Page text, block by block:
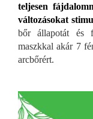
teljesen
változásokat
bőr állapotát és
maszkkal akár 7
arcbőrért.